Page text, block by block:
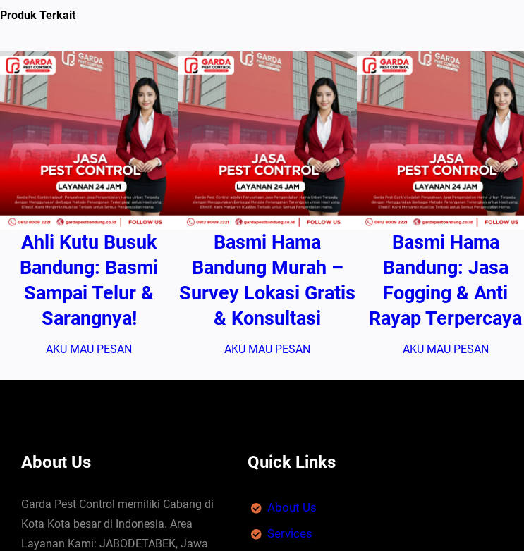
Produk Terkait
Ahli Kutu Busuk
Bandung: Basmi
Sampai Telur &
Sarangnya!
AKU MAU PESAN
Basmi Hama
Bandung Murah –
Survey Lokasi Gratis
& Konsultasi
AKU MAU PESAN
Basmi Hama
Bandung: Jasa
Fogging & Anti
Rayap Terpercaya
AKU MAU PESAN
About Us
Garda Pest Control memiliki Cabang di
Kota Kota besar di Indonesia. Area
Layanan Kami: JABODETABEK, Jawa
Quick Links
About Us
Services